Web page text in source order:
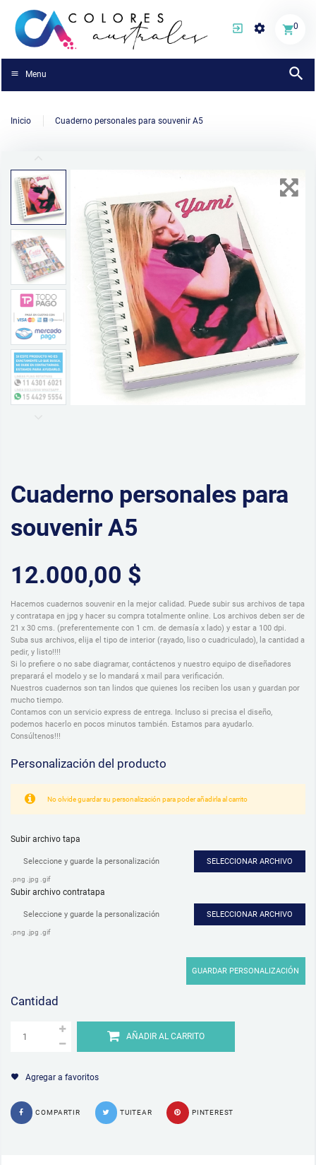
0
Menu
Inicio Cuaderno personales para souvenir A5
Cuaderno personales para
souvenir A5
12.000,00 $
Hacemos cuadernos souvenir en la mejor calidad. Puede subir sus archivos de tapa
y contratapa en jpg y hacer su compra totalmente online. Los archivos deben ser de
21 x 30 cms. (preferentemente con 1 cm. de demasía x lado) y estar a 100 dpi.
Suba sus archivos, elija el tipo de interior (rayado, liso o cuadriculado), la cantidad a
pedir, y listo!!!!
Si lo prefiere o no sabe diagramar, contáctenos y nuestro equipo de diseñadores
preparará el modelo y se lo mandará x mail para verificación.
Nuestros cuadernos son tan lindos que quienes los reciben los usan y guardan por
mucho tiempo.
Contamos con un servicio express de entrega. Incluso si precisa el diseño,
podemos hacerlo en pocos minutos también. Estamos para ayudarlo.
Consúltenos!!!
Personalización del producto
No olvide guardar su personalización para poder añadirla al carrito
Subir archivo tapa
Seleccione y guarde la personalización SELECCIONAR ARCHIVO
.png .jpg .gif
Subir archivo contratapa
Seleccione y guarde la personalización SELECCIONAR ARCHIVO
.png .jpg .gif
GUARDAR PERSONALIZACIÓN
Cantidad
AÑADIR AL CARRITO
Agregar a favoritos
COMPARTIR TUITEAR PINTEREST